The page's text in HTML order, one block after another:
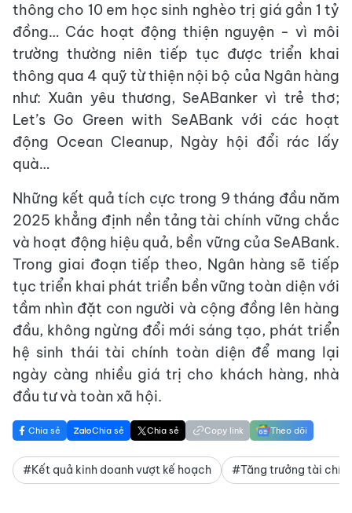
thông cho 10 em học sinh nghèo trị giá gần 1 tỷ
đồng… Các hoạt động thiện nguyện - vì môi
trường thường niên tiếp tục được triển khai
thông qua 4 quỹ từ thiện nội bộ của Ngân hàng
như: Xuân yêu thương, SeABanker vì trẻ thơ;
Let’s Go Green with SeABank với các hoạt
động Ocean Cleanup, Ngày hội đổi rác lấy
quà…
Những kết quả tích cực trong 9 tháng đầu năm
2025 khẳng định nền tảng tài chính vững chắc
và hoạt động hiệu quả, bền vững của SeABank.
Trong giai đoạn tiếp theo, Ngân hàng sẽ tiếp
tục triển khai phát triển bền vững toàn diện với
tầm nhìn đặt con người và cộng đồng lên hàng
đầu, không ngừng đổi mới sáng tạo, phát triển
hệ sinh thái tài chính toàn diện để mang lại
ngày càng nhiều giá trị cho khách hàng, nhà
đầu tư và toàn xã hội.
Chia sẻ Chia sẻ Chia sẻ Copy link Theo dõi
#Kết quả kinh doanh vượt kế hoạch #Tăng trưởng tài